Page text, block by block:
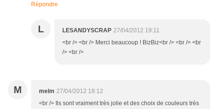
Répondre
L LESANDYSCRAP 27/04/2012 19:11
<br /> <br /> Merci beaucoup ! BizBiz<br /> <br /> <br
/> <br />
M melm 27/04/2012 18:12
<br /> Ils sont vraiment très jolie et des choix de couleurs très